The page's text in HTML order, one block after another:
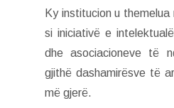
Ky institucion u
si iniciativë e
dhe asociacioneve të
gjithë dashamirësve të
më gjerë.